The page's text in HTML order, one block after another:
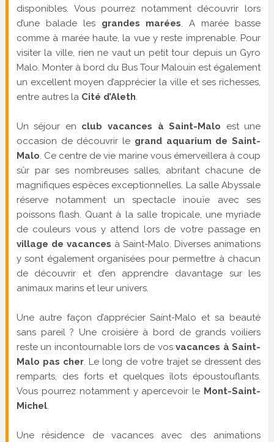
disponibles. Vous pourrez notamment découvrir lors
d’une balade les grandes marées . A marée basse
comme à marée haute, la vue y reste imprenable. Pour
visiter la ville, rien ne vaut un petit tour depuis un Gyro
Malo. Monter à bord du Bus Tour Malouin est également
un excellent moyen d’apprécier la ville et ses richesses,
entre autres la Cité d’Aleth
Un séjour en club vacances à Saint-Malo est une
occasion de découvrir le grand aquarium de Saint-
Malo . Ce centre de vie marine vous émerveillera à coup
sûr par ses nombreuses salles, abritant chacune de
magnifiques espèces exceptionnelles. La salle Abyssale
réserve notamment un spectacle inouïe avec ses
poissons flash. Quant à la salle tropicale, une myriade
de couleurs vous y attend lors de votre passage en
village de vacances à Saint-Malo. Diverses animations
y sont également organisées pour permettre à chacun
de découvrir et d’en apprendre davantage sur les
animaux marins et leur univers.
Une autre façon d’apprécier Saint-Malo et sa beauté
sans pareil ? Une croisière à bord de grands voiliers
reste un incontournable lors de vosvacances à Saint-
Malo pas cher . Le long de votre trajet se dressent des
remparts, des forts et quelques îlots époustouflants.
Vous pourrez notamment y apercevoir le Mont-Saint-
Michel.
Une résidence de vacances avec des animations